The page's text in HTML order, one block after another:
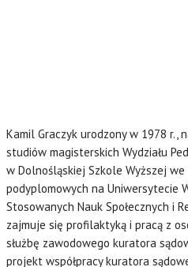
Kamil Graczyk urodzony w 1978 r.,
studiów magisterskich Wydziału
w Dolnośląskiej Szkole Wyższej
podyplomowych na Uniwersytecie
Stosowanych Nauk Społecznych i
zajmuje się profilaktyką i pracą z
służbę zawodowego kuratora
projekt współpracy kuratora